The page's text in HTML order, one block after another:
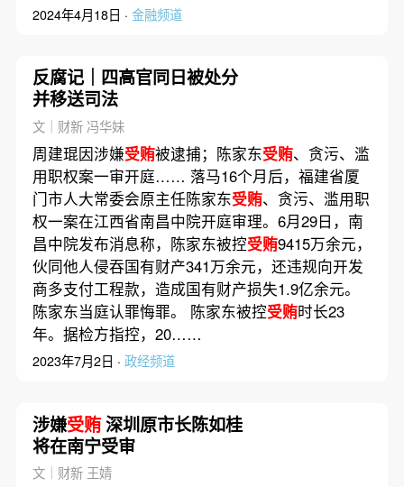
2024年4月18日 · 金融频道
反腐记｜四高官同日被处分
并移送司法
文｜财新 冯华妹
周建琨因涉嫌受贿被逮捕；陈家东受贿、贪污、滥
用职权案一审开庭…… 落马16个月后，福建省厦
门市人大常委会原主任陈家东受贿、贪污、滥用职
权一案在江西省南昌中院开庭审理。6月29日，南
昌中院发布消息称，陈家东被控受贿9415万余元，
伙同他人侵吞国有财产341万余元，还违规向开发
商多支付工程款，造成国有财产损失1.9亿余元。
陈家东当庭认罪悔罪。 陈家东被控受贿时长23
年。据检方指控，20……
2023年7月2日 · 政经频道
涉嫌受贿深圳原市长陈如桂
将在南宁受审
文｜财新 王婧